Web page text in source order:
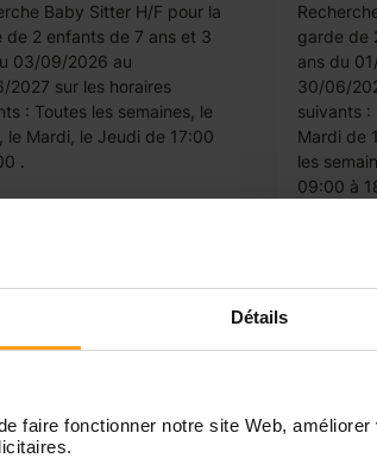
Détails
faire fonctionner notre site Web,
Baby Sitter H/F pour la
de 2 enfants de 7 ans et 3
03/09/2026 au
2027 sur les horaires
: Toutes les semaines, le
le Mardi, le Jeudi de 17:00
.
garde de
ans du
30/06/
suivants :
Mardi de
les
09:00 à